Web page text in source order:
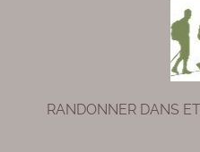
RANDONNER DANS